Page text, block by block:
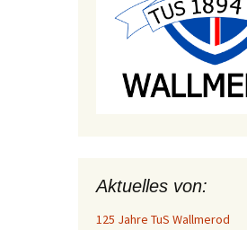
Aktuelles von:
125 Jahre TuS Wallmerod